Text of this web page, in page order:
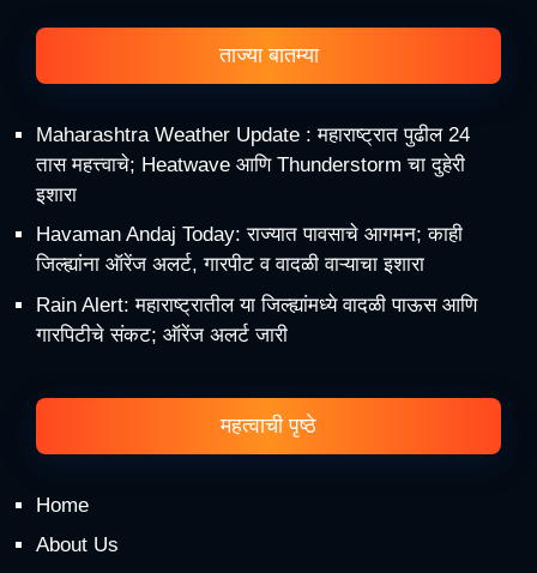
ताज्या बातम्या
Maharashtra Weather Update : महाराष्ट्रात पुढील 24
तास महत्त्वाचे; Heatwave आणि Thunderstorm चा दुहेरी
इशारा
Havaman Andaj Today: राज्यात पावसाचे आगमन; काही
जिल्ह्यांना ऑरेंज अलर्ट, गारपीट व वादळी वाऱ्याचा इशारा
Rain Alert: महाराष्ट्रातील या जिल्ह्यांमध्ये वादळी पाऊस आणि
गारपिटीचे संकट; ऑरेंज अलर्ट जारी
महत्वाची पृष्ठे
Home
About Us